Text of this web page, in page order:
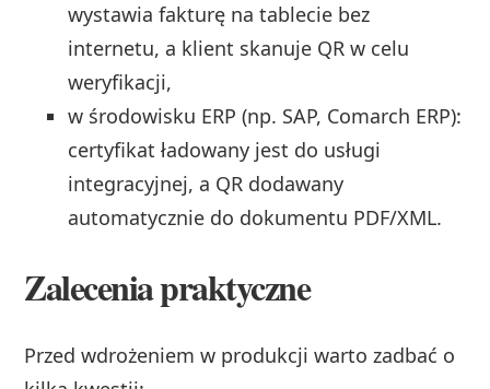
wystawia fakturę na tablecie bez
internetu, a klient skanuje QR w celu
weryfikacji,
w środowisku ERP (np. SAP, Comarch ERP):
certyfikat ładowany jest do usługi
integracyjnej, a QR dodawany
automatycznie do dokumentu PDF/XML.
Zalecenia praktyczne
Przed wdrożeniem w produkcji warto zadbać o